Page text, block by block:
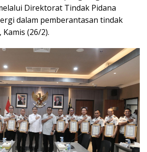
Direktorat Tindak Pidana
dalam pemberantasan tindak
(26/2).